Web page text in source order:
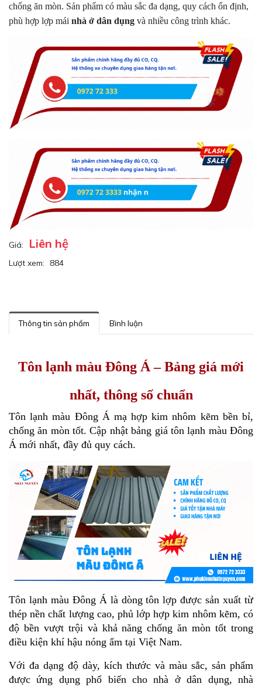
chống ăn mòn. Sản phẩm có màu sắc đa dạng, quy cách ổn định,
phù hợp lợp mái nhà ở dân dụng và nhiều công trình khác.
Giá: Liên hệ
Lượt xem: 884
Thông tin sản phẩm Bình luận
Tôn lạnh màu Đông Á – Bảng giá mới
nhất, thông số chuẩn
Tôn lạnh màu Đông Á mạ hợp kim nhôm kẽm bền bỉ,
chống ăn mòn tốt. Cập nhật bảng giá tôn lạnh màu Đông
Á mới nhất, đầy đủ quy cách.
Tôn lạnh màu Đông Á là dòng tôn lợp được sản xuất từ
thép nền chất lượng cao, phủ lớp hợp kim nhôm kẽm, có
độ bền vượt trội và khả năng chống ăn mòn tốt trong
điều kiện khí hậu nóng ẩm tại Việt Nam.
Với đa dạng độ dày, kích thước và màu sắc, sản phẩm
được ứng dụng phổ biến cho nhà ở dân dụng, nhà